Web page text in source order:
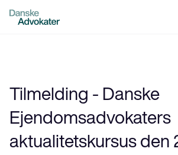
Tilmelding - Danske
Ejendomsadvokaters
aktualitetskursus den